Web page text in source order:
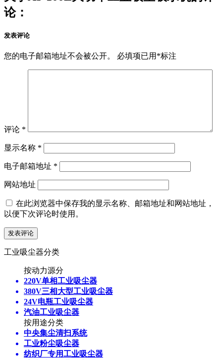
论：
发表评论
您的电子邮箱地址不会被公开。 必填项已用 *标注
评论 *
显示名称 *
电子邮箱地址 *
网站地址
在此浏览器中保存我的显示名称、邮箱地址和网站地址，
以便下次评论时使用。
工业吸尘器分类
按动力源分
220V单相工业吸尘器
380V三相大型工业吸尘器
24V电瓶工业吸尘器
汽油工业吸尘器
按用途分类
中央集尘清扫系统
工业粉尘吸尘器
纺织厂专用工业吸尘器